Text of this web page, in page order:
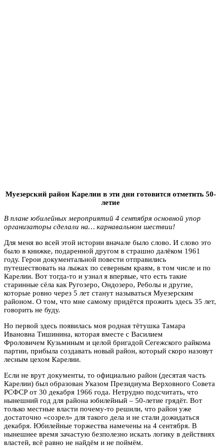
Муезерский район Карелии в эти дни готовится отметить 50-
летие
В плане юбилейных мероприятий 4 сентября основной упор
организаторы сделали на… карнавальном шествии!
Для меня во всей этой истории вначале было слово. И слово это
было в книжке, подаренной другом в страшно далёком 1961
году. Герои документальной повести отправились
путешествовать на лыжах по северным краям, в том числе и по
Карелии. Вот тогда-то и узнал я впервые, что есть такие
старинные сёла как Ругозеро, Ондозеро, Реболы и другие,
которые ровно через 5 лет станут называться Муезерским
районом. О том, что мне самому придётся прожить здесь 35 лет,
говорить не буду.
Но первой здесь появилась моя родная тётушка Тамара
Ивановна Тишинина, которая вместе с Василием
Фроловичем Кузьминым и целой бригадой Сегежского райкома
партии, прибыла создавать новый район, который скоро назовут
лесным цехом Карелии.
Если не врут документы, то официально район (десятая часть
Карелии) был образован Указом Президиума Верховного Совета
РСФСР от 30 декабря 1966 года. Нетрудно подсчитать, что
нынешний год для района юбилейный – 50-летие грядёт. Вот
только местные власти почему-то решили, что район уже
достаточно «созрел» для такого дела и не стали дожидаться
декабря. Юбилейные торжества намечены на 4 сентября. В
нынешнее время зачастую безполезно искать логику в действиях
властей, всё равно не найдём и не поймём.